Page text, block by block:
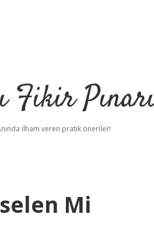
Fikir
ilham veren pratik öneriler!
Mi